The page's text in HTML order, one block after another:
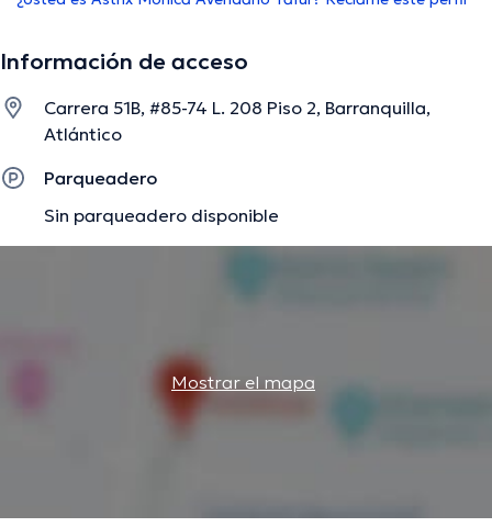
Información de acceso
Carrera 51B, #85-74 L. 208 Piso 2, Barranquilla,
Atlántico
Parqueadero
Sin parqueadero disponible
Mostrar el mapa